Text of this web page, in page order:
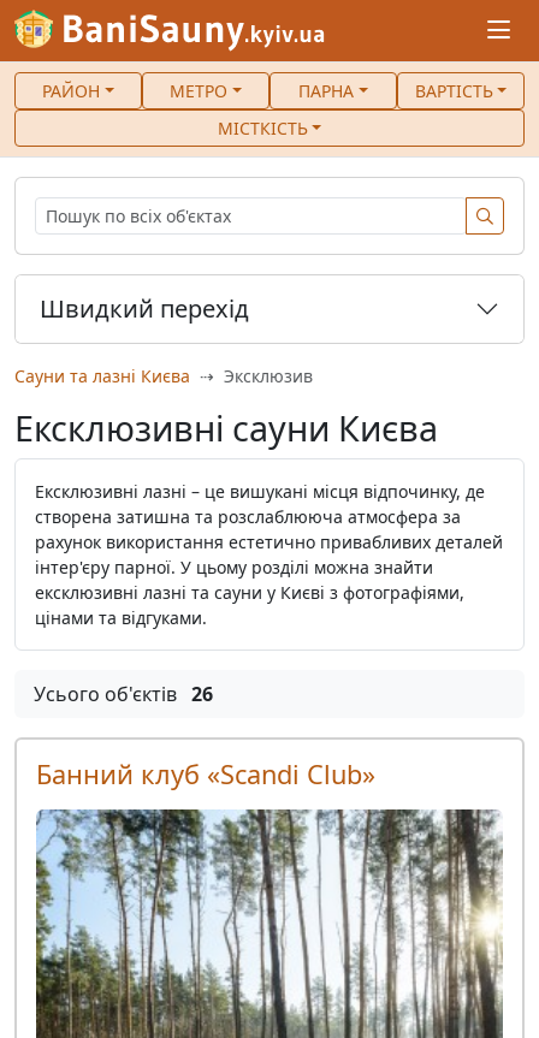
РАЙОН МЕТРО ПАРНА
ВАРТІСТЬ
МІСТКІСТЬ
Сауни та лазні Києва Эксклюзив
Ексклюзивні сауни Києва
Ексклюзивні лазні – це вишукані місця відпочинку, де
створена затишна та розслаблююча атмосфера за
рахунок використання естетично привабливих деталей
інтер'єру парної. У цьому розділі можна знайти
ексклюзивні лазні та сауни у Києві з фотографіями,
цінами та відгуками.
Усього об'єктів 26
Банний клуб «Scandi Club»
Швидкий перехід